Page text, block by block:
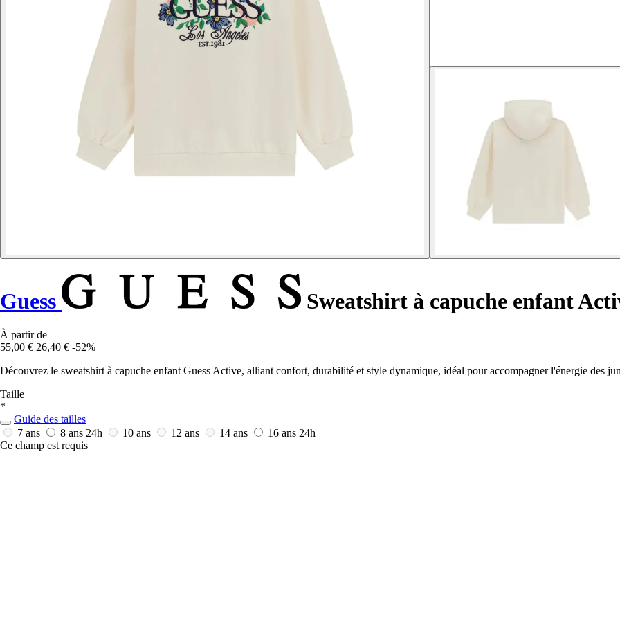
Guess Sweatshirt à capuche enfant
À partir de
55,00 € 26,40 € -52%
Découvrez le sweatshirt à capuche enfant Guess Active, alliant confort, durabilité et style dynamique, idéal pour accompagner l'énergie des
Taille
*
Guide des tailles
7 ans
8 ans 24h 10 ans 12 ans 14 ans 16 ans 24h
Ce champ est requis